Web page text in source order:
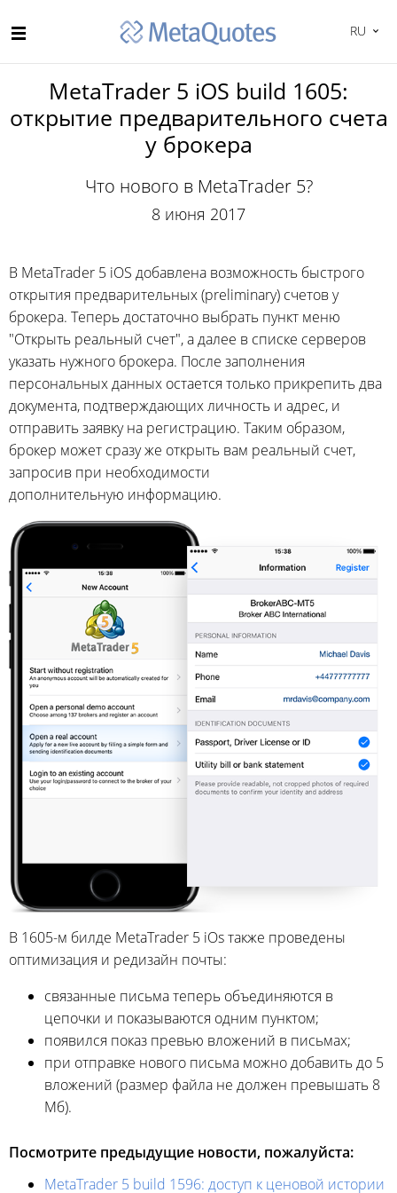
RU
MetaTrader 5 iOS build 1605:
открытие предварительного счета
у брокера
Что нового в MetaTrader 5?
8 июня 2017
В MetaTrader 5 iOS добавлена возможность быстрого
открытия предварительных (preliminary) счетов у
брокера. Теперь достаточно выбрать пункт меню
"Открыть реальный счет", а далее в списке серверов
указать нужного брокера. После заполнения
персональных данных остается только прикрепить два
документа, подтверждающих личность и адрес, и
отправить заявку на регистрацию. Таким образом,
брокер может сразу же открыть вам реальный счет,
запросив при необходимости
дополнительную информацию.
В 1605-м билде MetaTrader 5 iOs также проведены
оптимизация и редизайн почты:
связанные письма теперь объединяются в
цепочки и показываются одним пунктом;
появился показ превью вложений в письмах;
при отправке нового письма можно добавить до 5
вложений (размер файла не должен превышать 8
Мб).
Посмотрите предыдущие новости, пожалуйста:
MetaTrader 5 build 1596: доступ к ценовой истории